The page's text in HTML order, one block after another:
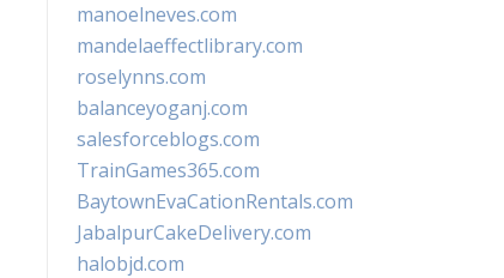
manoelneves.com
mandelaeffectlibrary.com
roselynns.com
balanceyoganj.com
salesforceblogs.com
TrainGames365.com
BaytownEvaCationRentals.com
JabalpurCakeDelivery.com
halobjd.com